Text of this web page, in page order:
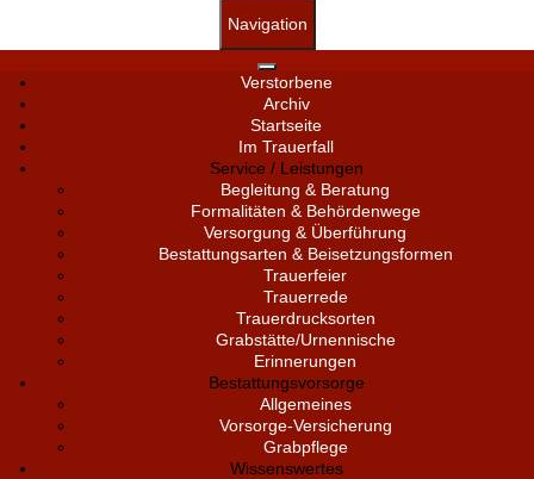
Navigation
Verstorbene
Archiv
Startseite
Im Trauerfall
Service / Leistungen
Begleitung & Beratung
Formalitäten & Behördenwege
Versorgung & Überführung
Bestattungsarten & Beisetzungsformen
Trauerfeier
Trauerrede
Trauerdrucksorten
Grabstätte/Urnennische
Erinnerungen
Bestattungsvorsorge
Allgemeines
Vorsorge-Versicherung
Grabpflege
Wissenswertes